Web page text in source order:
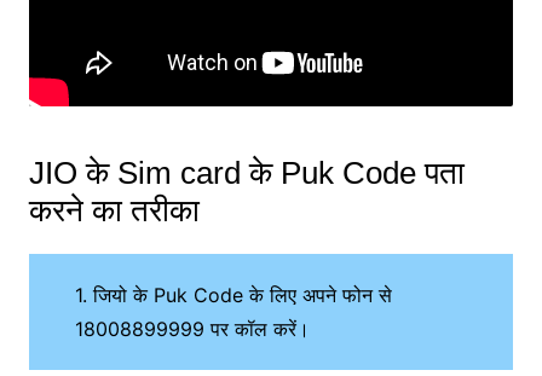
JIO के Sim card के Puk Code पता
करने का तरीका
1. जियो के Puk Code के लिए अपने फोन से
18008899999 पर कॉल करें।